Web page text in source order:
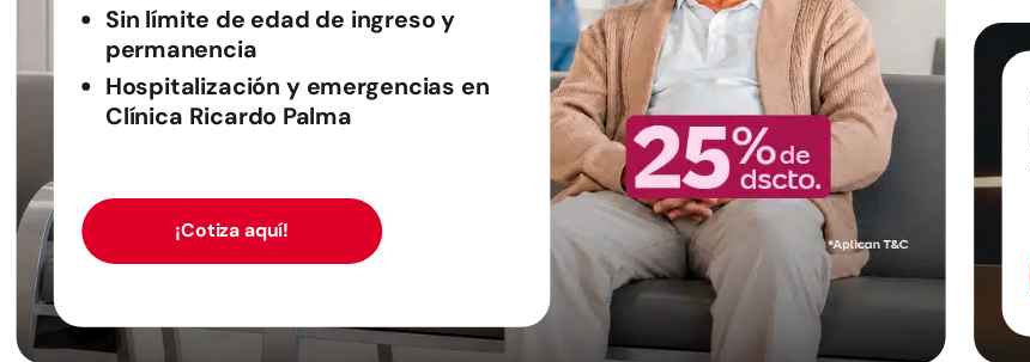
Sin límite de edad de ingreso y
permanencia
Hospitalización y emergencias en
Clínica Ricardo Palma
¡Cotiza aquí!